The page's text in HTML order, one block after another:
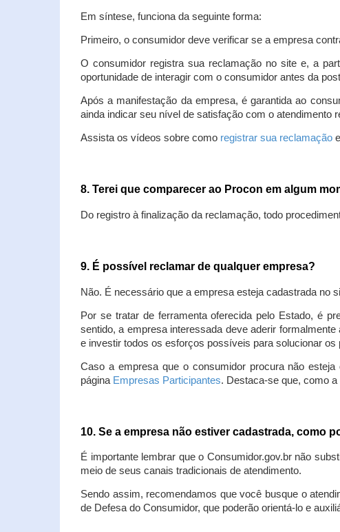
Em síntese, funciona da seguinte forma:
Primeiro, o consumidor deve verificar se a empresa
O consumidor registra sua reclamação no site e, a
oportunidade de interagir com o consumidor antes da
Após a manifestação da empresa, é garantida ao
ainda indicar seu nível de satisfação com o atendimento
Assista os vídeos sobre como registrar sua reclamação
8. Terei que comparecer ao Procon em algum
Do registro à finalização da reclamação, todo
9. É possível reclamar de qualquer empresa?
Não. É necessário que a empresa esteja cadastrada no
Por se tratar de ferramenta oferecida pelo Estado, é
sentido, a empresa interessada deve aderir
e investir todos os esforços possíveis para solucionar os
Caso a empresa que o consumidor procura não
página Empresas Participantes. Destaca-se que, como
10. Se a empresa não estiver cadastrada, como
É importante lembrar que o Consumidor.gov.br não
meio de seus canais tradicionais de atendimento.
Sendo assim, recomendamos que você busque o
de Defesa do Consumidor, que poderão orientá-lo e